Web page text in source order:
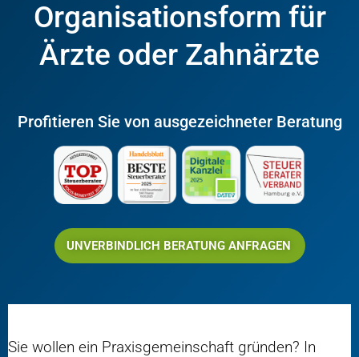
Organisationsform für
Ärzte oder Zahnärzte
Profitieren Sie von ausgezeichneter Beratung
UNVERBINDLICH BERATUNG ANFRAGEN
Sie wollen ein Praxisgemeinschaft gründen? In